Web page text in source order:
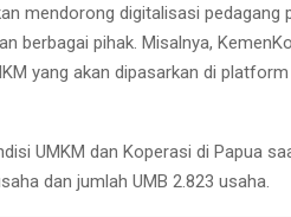
mendorong digitalisasi pedagang
berbagai pihak. Misalnya,
yang akan dipasarkan di
UMKM dan Koperasi di Papua
dan jumlah UMB 2.823 usaha.